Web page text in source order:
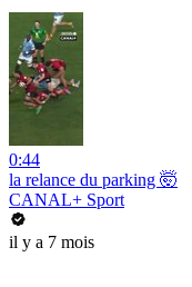
0:44
la relance du parking 🤯
CANAL+ Sport
il y a 7 mois